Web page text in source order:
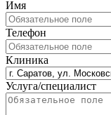
Имя
Телефон
Клиника
Услуга/специалист